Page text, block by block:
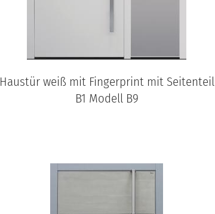
Haustür weiß mit Fingerprint mit Seitenteil
B1 Modell B9